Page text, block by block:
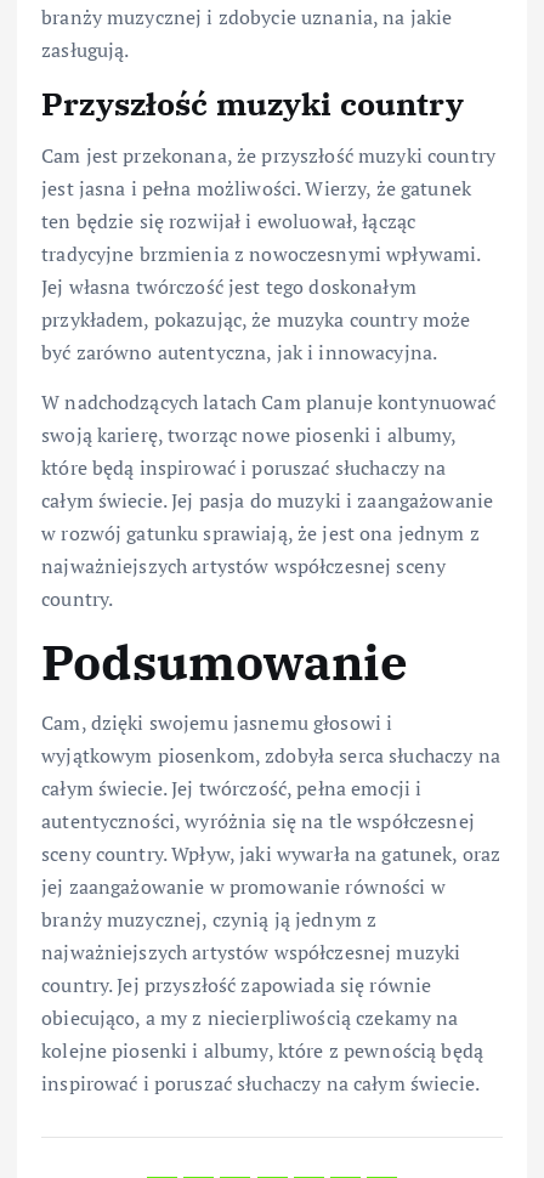
branży muzycznej i zdobycie uznania, na jakie
zasługują.
Przyszłość muzyki country
Cam jest przekonana, że przyszłość muzyki country
jest jasna i pełna możliwości. Wierzy, że gatunek
ten będzie się rozwijał i ewoluował, łącząc
tradycyjne brzmienia z nowoczesnymi wpływami.
Jej własna twórczość jest tego doskonałym
przykładem, pokazując, że muzyka country może
być zarówno autentyczna, jak i innowacyjna.
W nadchodzących latach Cam planuje kontynuować
swoją karierę, tworząc nowe piosenki i albumy,
które będą inspirować i poruszać słuchaczy na
całym świecie. Jej pasja do muzyki i zaangażowanie
w rozwój gatunku sprawiają, że jest ona jednym z
najważniejszych artystów współczesnej sceny
country.
Podsumowanie
Cam, dzięki swojemu jasnemu głosowi i
wyjątkowym piosenkom, zdobyła serca słuchaczy na
całym świecie. Jej twórczość, pełna emocji i
autentyczności, wyróżnia się na tle współczesnej
sceny country. Wpływ, jaki wywarła na gatunek, oraz
jej zaangażowanie w promowanie równości w
branży muzycznej, czynią ją jednym z
najważniejszych artystów współczesnej muzyki
country. Jej przyszłość zapowiada się równie
obiecująco, a my z niecierpliwością czekamy na
kolejne piosenki i albumy, które z pewnością będą
inspirować i poruszać słuchaczy na całym świecie.